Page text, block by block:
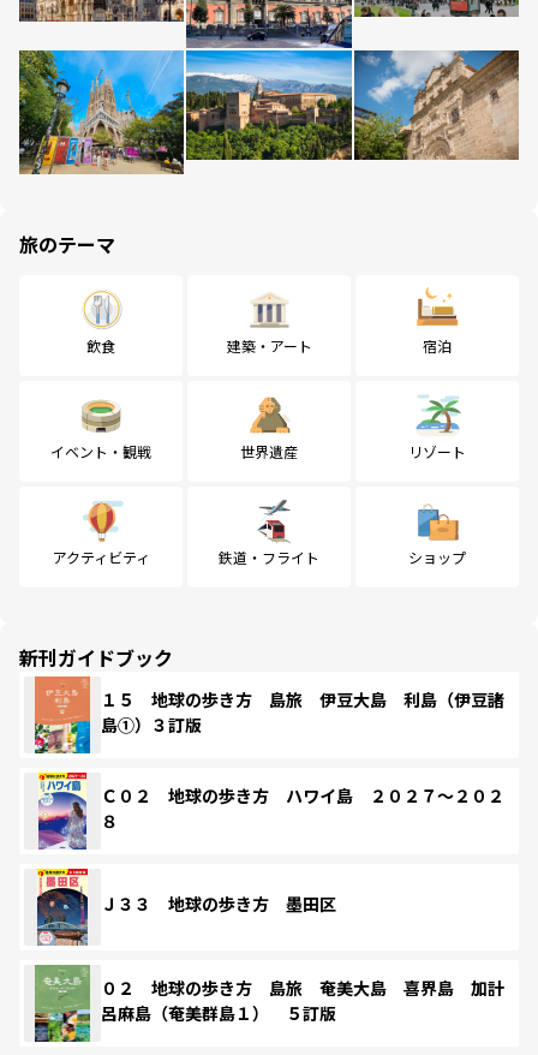
旅のテーマ
飲食 建築・アート 宿泊
イベント・観戦 世界遺産 リゾート
アクティビティ 鉄道・フライト ショップ
新刊ガイドブック
１５ 地球の歩き方 島旅 伊豆大島 利島（伊豆諸
島①）３訂版
Ｃ０２ 地球の歩き方 ハワイ島 ２０２７～２０２
８
Ｊ３３ 地球の歩き方 墨田区
０２ 地球の歩き方 島旅 奄美大島 喜界島 加計
呂麻島（奄美群島１） ５訂版